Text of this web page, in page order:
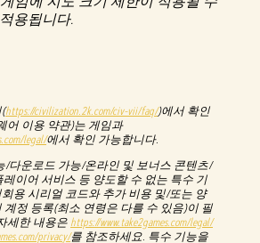
용됩니다.
https://civilization.2k.com/civ-vii/faq/)에서 확인
어 이용 약관)는 게임과
legal/에서 확인 가능합니다.
/다운로드 가능/온라인 및 보너스 콘텐츠/
이어 서비스 등 양도할 수 없는 특수 기
용 시리얼 코드와 추가 비용 및/또는 양
계정 등록(최소 연령은 다를 수 있음)이 필
세한 내용은 https://www.take2games.com/legal/
privacy/를 참조하세요. 특수 기능을